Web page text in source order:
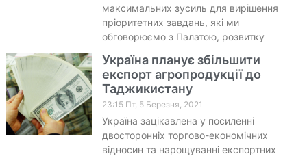
максимальних зусиль для вирішення
пріоритетних завдань, які ми
обговорюємо з Палатою, розвитку
Україна планує збільшити
експорт агропродукції до
Таджикистану
23:15 Пт, 5 Березня, 2021
Україна зацікавлена у посиленні
двосторонніх торгово-економічних
відносин та нарощуванні експортних